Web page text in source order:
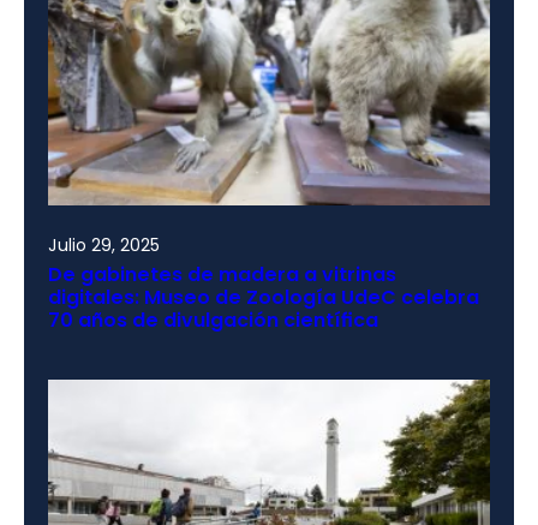
Julio 29, 2025
De gabinetes de madera a vitrinas
digitales: Museo de Zoología UdeC celebra
70 años de divulgación científica